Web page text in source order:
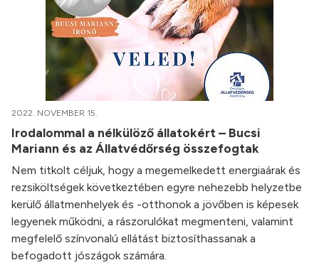
2022. NOVEMBER 15.
Irodalommal a nélkülöző állatokért – Bucsi
Mariann és az Állatvédőrség összefogtak
Nem titkolt céljuk, hogy a megemelkedett energiaárak és
rezsiköltségek következtében egyre nehezebb helyzetbe
kerülő állatmenhelyek és -otthonok a jövőben is képesek
legyenek működni, a rászorulókat megmenteni, valamint
megfelelő színvonalú ellátást biztosíthassanak a
befogadott jószágok számára.